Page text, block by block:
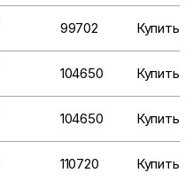
99702 Купить
104650 Купить
104650 Купить
110720 Купить